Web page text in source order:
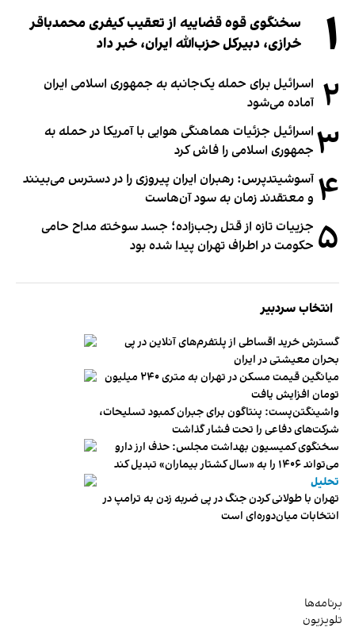
۱
سخنگوی قوه قضاییه از تعقیب کیفری محمدباقر
خرازی، دبیر‌کل حزب‌الله ایران، خبر داد
۲ اسرائیل برای حمله یک‌جانبه به جمهوری اسلامی ایران
آماده می‌شود
۳ اسرائیل جزئیات هماهنگی هوایی با آمریکا در حمله به
جمهوری اسلامی را فاش کرد
۴ آسوشیتدپرس: رهبران ایران پیروزی را در دسترس می‌بینند
و معتقدند زمان به سود آن‌هاست
۵ جزییات تازه از قتل رجب‌زاده؛ جسد سوخته مداح حامی
حکومت در اطراف تهران پیدا شده بود
انتخاب سردبیر
گسترش خرید اقساطی از پلتفرم‌های آنلاین در پی
بحران معیشتی در ایران
میانگین قیمت مسکن در تهران به متری ۲۴۰ میلیون
تومان افزایش یافت
واشینگتن‌پست: پنتاگون برای جبران کمبود تسلیحات،
شرکت‌های دفاعی را تحت فشار گذاشت
سخنگوی کمیسیون بهداشت مجلس: حذف ارز دارو
می‌تواند ۱۴۰۶ را به «سال کشتار بیماران» تبدیل کند
تحلیل
تهران با طولانی کردن جنگ در پی ضربه زدن به ترامپ در
انتخابات میان‌دوره‌ای است
برنامه‌ها
تلویزیون